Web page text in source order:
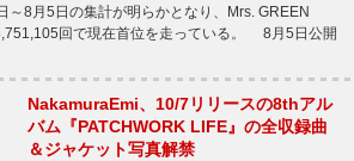
～8月5日の集計が明らかとなり、Mrs. GREEN
回で現在首位を走っている。 8月5日公開
NakamuraEmi、10/7リリースの8thアル
バム『PATCHWORK LIFE』の全収録曲
＆ジャケット写真解禁